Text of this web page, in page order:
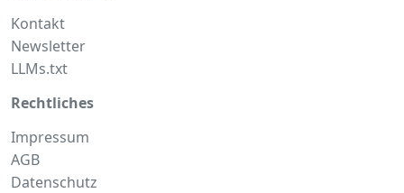
Kontakt
Newsletter
LLMs.txt
Rechtliches
Impressum
AGB
Datenschutz